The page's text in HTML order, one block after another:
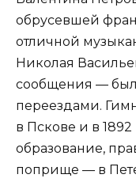
обрусевшей
отличной
Николая
сообщения —
переездами.
в Пскове и в
образование,
поприще — в